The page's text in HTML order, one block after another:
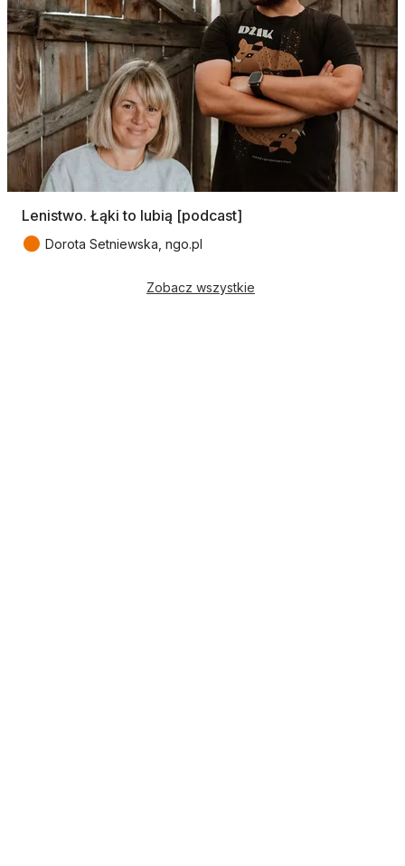
Lenistwo. Łąki to lubią [podcast]
● Dorota Setniewska, ngo.pl
Zobacz wszystkie